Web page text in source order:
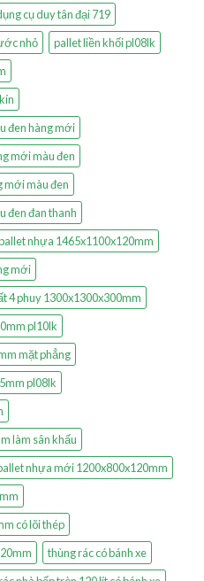
cụ duy tân đại 719
nhỏ
pallet liền khối pl08lk
đen hàng mới
mới màu đen
mới màu đen
đen đan thanh
nhựa 1465x1100x120mm
mới
4 phuy 1300x1300x300mm
pl10lk
mặt phẳng
pl08lk
làm sân khấu
nhựa mới 1200x800x120mm
có lõi thép
thùng rác có bánh xe